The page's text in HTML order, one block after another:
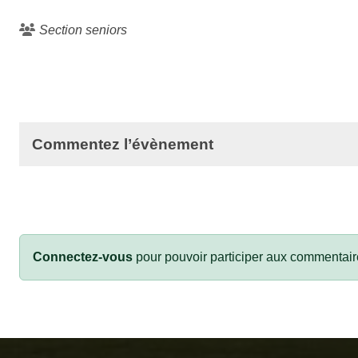
Section seniors
Commentez l’évènement
Connectez-vous pour pouvoir participer aux